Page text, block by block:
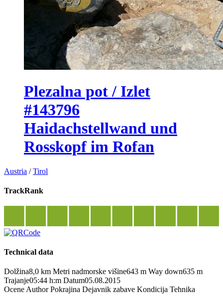
Plezalna pot / Izlet
#143796
Haidachstellwand und
Rosskopf im Rofan
Austria /Tirol
TrackRank
Technical data
Dolžina8,0 km Metri nadmorske višine643 m Way down635 m
Trajanje05:44 h:m Datum05.08.2015
Ocene Author Pokrajina Dejavnik zabave Kondicija Tehnika